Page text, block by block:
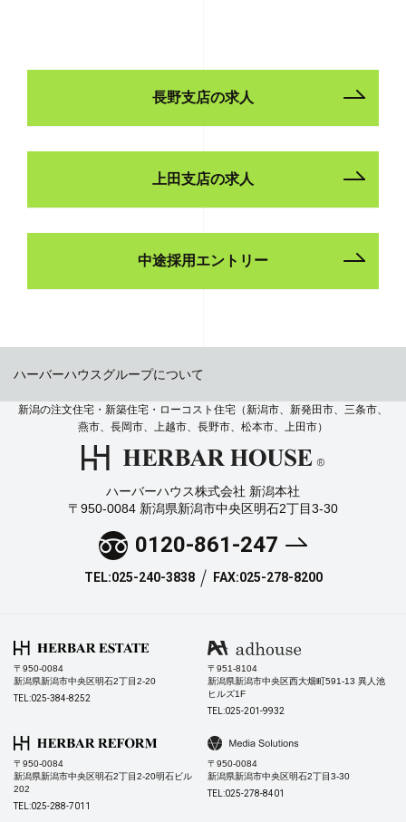
長野支店の求人
上田支店の求人
中途採用エントリー
ハーバーハウスグループについて
新潟の注文住宅・新築住宅・ローコスト住宅（新潟市、新発田市、三条市、
燕市、長岡市、上越市、長野市、松本市、上田市）
ハーバーハウス株式会社 新潟本社
〒950-0084 新潟県新潟市中央区明石2丁目3-30
0120-861-247
TEL:025-240-3838 FAX:025-278-8200
〒950-0084
新潟県新潟市中央区明石2丁目2-20
TEL:025-384-8252
〒951-8104
新潟県新潟市中央区西大畑町591-13 異人池
ヒルズ1F
TEL:025-201-9932
〒950-0084
新潟県新潟市中央区明石2丁目2-20明石ビル
202
TEL:025-288-7011
〒950-0084
新潟県新潟市中央区明石2丁目3-30
TEL:025-278-8401